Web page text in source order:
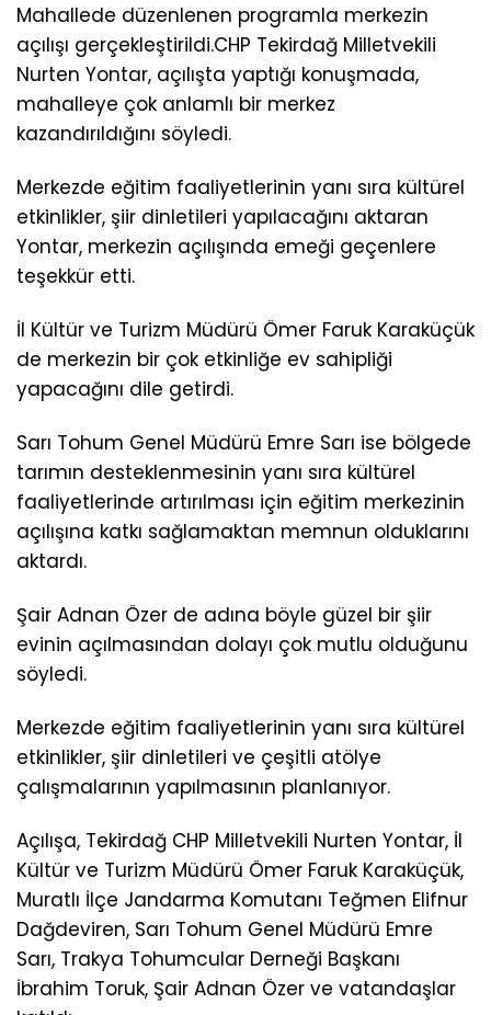
Mahallede düzenlenen programla merkezin
açılışı gerçekleştirildi.CHP Tekirdağ Milletvekili
Nurten Yontar, açılışta yaptığı konuşmada,
mahalleye çok anlamlı bir merkez
kazandırıldığını söyledi.
Merkezde eğitim faaliyetlerinin yanı sıra kültürel
etkinlikler, şiir dinletileri yapılacağını aktaran
Yontar, merkezin açılışında emeği geçenlere
teşekkür etti.
İl Kültür ve Turizm Müdürü Ömer Faruk Karaküçük
de merkezin bir çok etkinliğe ev sahipliği
yapacağını dile getirdi.
Sarı Tohum Genel Müdürü Emre Sarı ise bölgede
tarımın desteklenmesinin yanı sıra kültürel
faaliyetlerinde artırılması için eğitim merkezinin
açılışına katkı sağlamaktan memnun olduklarını
aktardı.
Şair Adnan Özer de adına böyle güzel bir şiir
evinin açılmasından dolayı çok mutlu olduğunu
söyledi.
Merkezde eğitim faaliyetlerinin yanı sıra kültürel
etkinlikler, şiir dinletileri ve çeşitli atölye
çalışmalarının yapılmasının planlanıyor.
Açılışa, Tekirdağ CHP Milletvekili Nurten Yontar, İl
Kültür ve Turizm Müdürü Ömer Faruk Karaküçük,
Muratlı İlçe Jandarma Komutanı Teğmen Elifnur
Dağdeviren, Sarı Tohum Genel Müdürü Emre
Sarı, Trakya Tohumcular Derneği Başkanı
İbrahim Toruk, Şair Adnan Özer ve vatandaşlar